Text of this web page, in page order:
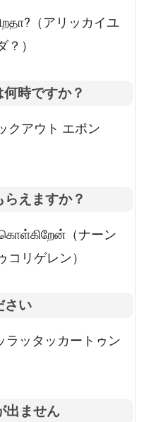
（アリッカイユ
？）
時ですか？
クアウト エポン
えますか？
（ナーン
コリゲレン）
さい
ッタッカートゥン
出ません